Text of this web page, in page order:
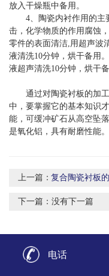
放入干燥瓶中备用。
4、陶瓷内衬作用的主
击，化学物质的作用腐蚀
零件的表面清洁,用超声波
液清洗10分钟，烘干备用
液超声清洗10分钟，烘干备
通过对陶瓷衬板的加工
中，要掌握它的基本知识
能，可缓冲矿石从高空坠
是氧化铝，具有耐磨性能。
上一篇：复合陶瓷衬板
下一篇： 没有下一篇
电话